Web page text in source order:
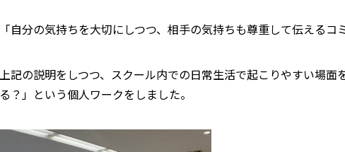
「自分の気持ちを大切にしつつ、相手の気持ちも尊重して伝える
上記の説明をしつつ、スクール内での日常生活で起こりやすい場
る？」という個人ワークをしました。